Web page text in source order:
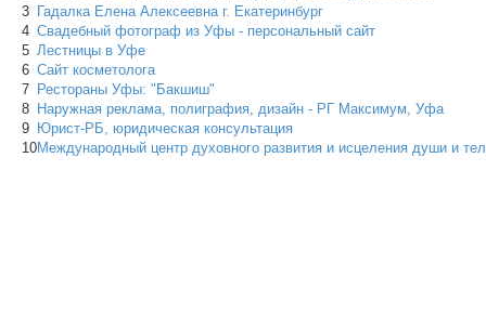
3 Гадалка Елена Алексеевна г. Екатеринбург
4 Свадебный фотограф из Уфы - персональный сайт
5 Лестницы в Уфе
6 Сайт косметолога
7 Рестораны Уфы: "Бакшиш"
8 Наружная реклама, полиграфия, дизайн - РГ Максимум, Уфа
9 Юрист-РБ, юридическая консультация
10Международный центр духовного развития ­­и исцеления души и